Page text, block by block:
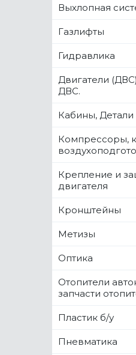
Выхлопная
Газлифты
Гидравлика
Двигатели
ДВС.
Кабины, Детали
Компрессоры,
Крепление и
двигателя
Кронштейны
Метизы
Оптика
Отопители
запчасти
Пластик б/у
Пневматика